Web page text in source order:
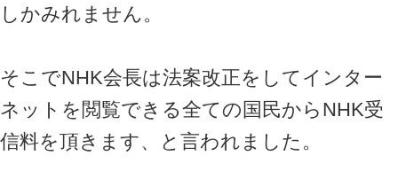
しかみれません。
そこでNHK会長は法案改正をしてインター
ネットを閲覧できる全ての国民からNHK受
信料を頂きます、と言われました。